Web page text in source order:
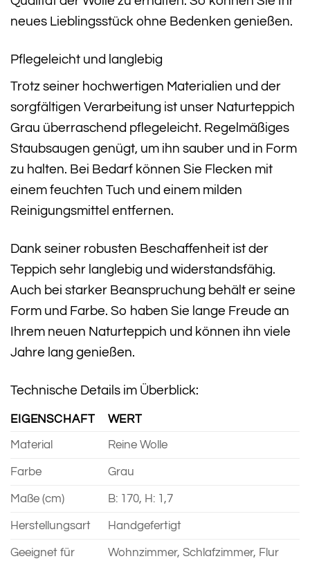
neues Lieblingsstück ohne Bedenken genießen.
Pflegeleicht und langlebig
Trotz seiner hochwertigen Materialien und der
sorgfältigen Verarbeitung ist unser Naturteppich
Grau überraschend pflegeleicht. Regelmäßiges
Staubsaugen genügt, um ihn sauber und in Form
zu halten. Bei Bedarf können Sie Flecken mit
einem feuchten Tuch und einem milden
Reinigungsmittel entfernen.
Dank seiner robusten Beschaffenheit ist der
Teppich sehr langlebig und widerstandsfähig.
Auch bei starker Beanspruchung behält er seine
Form und Farbe. So haben Sie lange Freude an
Ihrem neuen Naturteppich und können ihn viele
Jahre lang genießen.
Technische Details im Überblick:
EIGENSCHAFT WERT
Material Reine Wolle
Farbe Grau
Maße (cm) B: 170, H: 1,7
Herstellungsart Handgefertigt
Geeignet für Wohnzimmer, Schlafzimmer, Flur